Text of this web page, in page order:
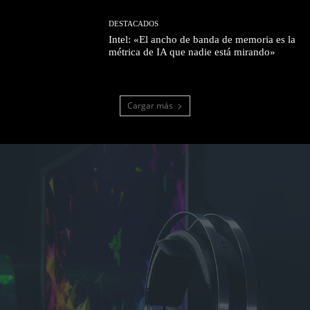
DESTACADOS
Intel: «El ancho de banda de memoria es la
métrica de IA que nadie está mirando»
Cargar más